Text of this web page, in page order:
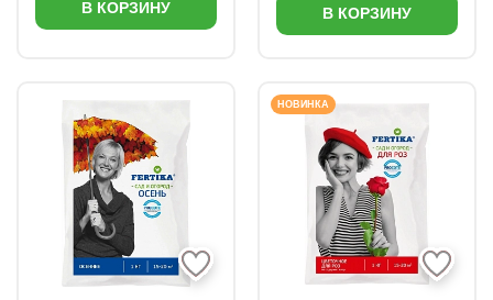
В КОРЗИНУ В КОРЗИНУ
НОВИНКА